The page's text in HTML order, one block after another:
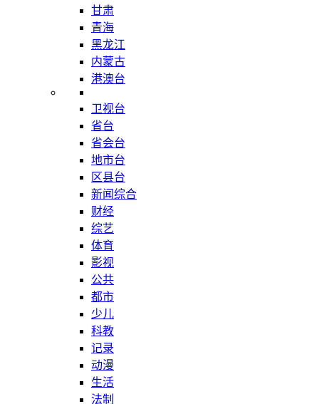
甘肃
青海
黑龙江
内蒙古
港澳台
卫视台
省台
省会台
地市台
区县台
新闻综合
财经
综艺
体育
影视
公共
都市
少儿
科教
记录
动漫
生活
法制